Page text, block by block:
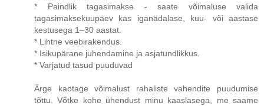
* Paindlik tagasimakse - saate võimaluse valida
tagasimaksekuupäev kas iganädalase, kuu- või aastase
kestusega 1–30 aastat.
* Lihtne veebirakendus.
* Isikupärane juhendamine ja asjatundlikkus.
* Varjatud tasud puuduvad
Ärge kaotage võimalust rahaliste vahendite puudumise
tõttu. Võtke kohe ühendust minu kaaslasega, me saame